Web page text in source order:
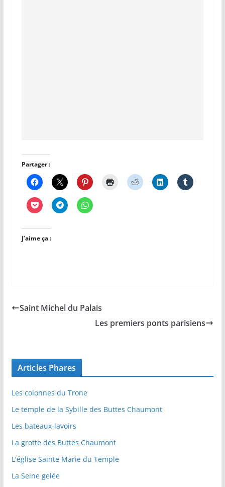
Partager :
J’aime ça :
Saint Michel du Palais
Les premiers ponts parisiens
Articles Phares
Les colonnes du Trone
Le temple de la Sybille des Buttes Chaumont
Les bateaux-lavoirs
La grotte des Buttes Chaumont
L'église Sainte Marie du Temple
La Seine gelée